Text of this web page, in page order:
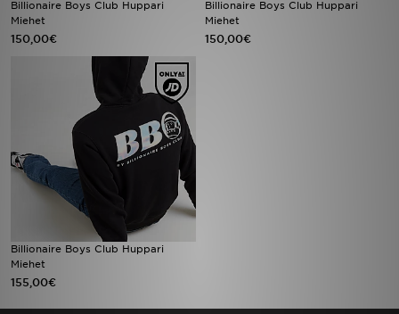
Billionaire Boys Club Huppari
Miehet
150,00€
Billionaire Boys Club Huppari
Miehet
150,00€
Billionaire Boys Club Huppari
Miehet
155,00€
Urheilu
Lataa JD-sovellus
Minun viestini
Asiakaspalvelu ja tietoa